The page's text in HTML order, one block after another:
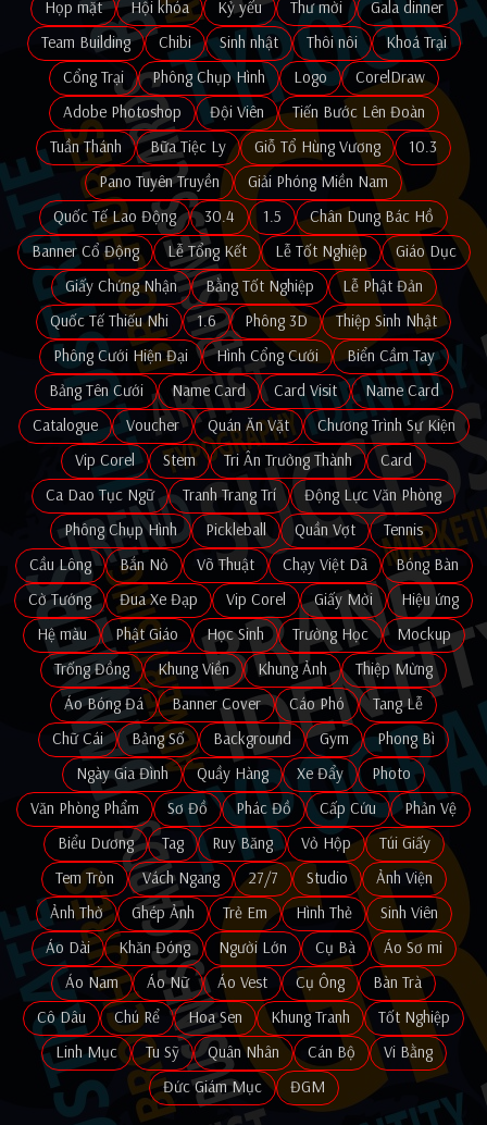
Họp mặt
Hội khóa Kỷ yếu Thư mời
Gala dinner
Team Building
Chibi Sinh nhật Thôi nôi
Khoá Trại
Cổng Trại
Phông Chụp Hình Logo
CorelDraw
Adobe Photoshop
Đội Viên
Tiến Bước Lên Đoàn
Tuần Thánh
Bữa Tiệc Ly Giỗ Tổ Hùng Vương
10.3
Pano Tuyên Truyền
Giải Phóng Miền Nam
Quốc Tế Lao Động
30.4 1.5
Chân Dung Bác Hồ
Banner Cổ Động
Lễ Tổng Kết Lễ Tốt Nghiệp
Giáo Dục
Giấy Chứng Nhận
Bằng Tốt Nghiệp
Lễ Phật Đản
Quốc Tế Thiếu Nhi
1.6 Phông 3D
Thiệp Sinh Nhật
Phông Cưới Hiện Đại
Hình Cổng Cưới
Biển Cầm Tay
Bảng Tên Cưới
Name Card Card Visit
Name Card
Catalogue
Voucher Quán Ăn Vặt
Chương Trình Sự Kiện
Vip Corel
Stem Tri Ân Trưởng Thành
Card
Ca Dao Tục Ngữ
Tranh Trang Trí
Động Lực Văn Phòng
Phông Chụp Hình
Pickleball Quần Vợt
Tennis
Cầu Lông
Bắn Nỏ Võ Thuật Chạy Việt Dã
Bóng Bàn
Cờ Tướng
Đua Xe Đạp Vip Corel Giấy Mời
Hiệu ứng
Hệ màu
Phật Giáo Học Sinh Trường Học
Mockup
Trống Đồng
Khung Viền Khung Ảnh
Thiệp Mừng
Áo Bóng Đá
Banner Cover Cáo Phó
Tang Lễ
Chữ Cái
Bảng Số Background Gym
Phong Bì
Ngày Gia Đình
Quầy Hàng Xe Đẩy
Photo
Văn Phòng Phẩm
Sơ Đồ Phác Đồ Cấp Cứu
Phản Vệ
Biểu Dương
Tag Ruy Băng Vỏ Hộp
Túi Giấy
Tem Tròn
Vách Ngang 27/7 Studio
Ảnh Viện
Ảnh Thờ
Ghép Ảnh Trẻ Em Hình Thẻ
Sinh Viên
Áo Dài
Khăn Đóng Người Lớn Cụ Bà
Áo Sơ mi
Áo Nam
Áo Nữ Áo Vest Cụ Ông
Bàn Trà
Cô Dâu
Chú Rể Hoa Sen Khung Tranh
Tốt Nghiệp
Linh Mục
Tu Sỹ Quân Nhân Cán Bộ
Vi Bằng
Đức Giám Mục
ĐGM